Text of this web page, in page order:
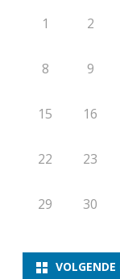
B
1
2
8 9
15 16
22 23
29 30